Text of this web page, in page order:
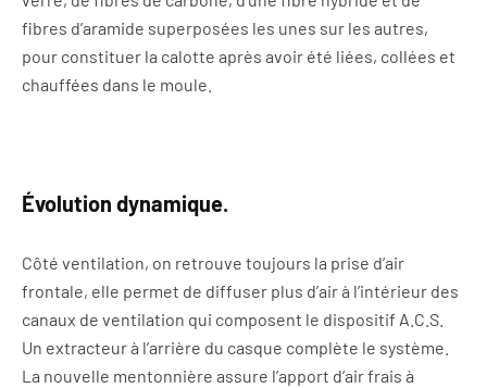
fibres d’aramide superposées les unes sur les autres,
pour constituer la calotte après avoir été liées, collées et
chauffées dans le moule.
Évolution dynamique.
Côté ventilation, on retrouve toujours la prise d’air
frontale, elle permet de diffuser plus d’air à l’intérieur des
canaux de ventilation qui composent le dispositif A.C.S.
Un extracteur à l’arrière du casque complète le système.
La nouvelle mentonnière assure l’apport d’air frais à